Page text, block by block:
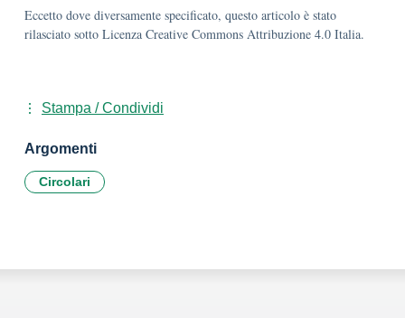
Eccetto dove diversamente specificato, questo articolo è stato
rilasciato sotto Licenza Creative Commons Attribuzione 4.0 Italia.
Stampa / Condividi
Argomenti
Circolari